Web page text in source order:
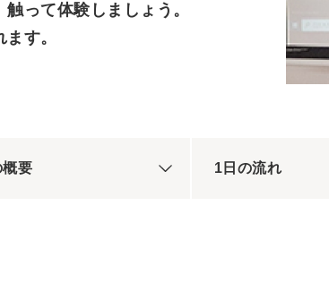
って体験しましょう。
す。
要 1日の流れ